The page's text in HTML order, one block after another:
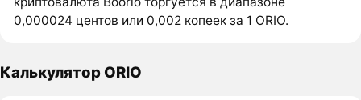
0,000024 центов или 0,002 копеек за 1 ORIO.
Калькулятор ORIO